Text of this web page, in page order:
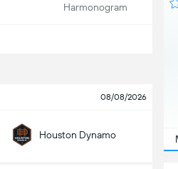
Harmonogram
08/08/2026
Houston Dynamo